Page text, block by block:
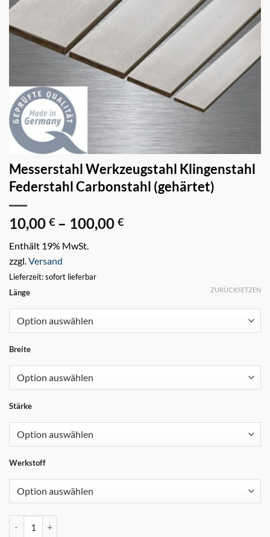
Messerstahl Werkzeugstahl Klingenstahl
Federstahl Carbonstahl (gehärtet)
10,00 € – 100,00 €
Enthält 19% MwSt.
zzgl. Versand
Lieferzeit: sofort lieferbar
Länge
Breite
Stärke
Werkstoff
ZURÜCKSETZEN
Messerstahl Werkzeugstahl Klingenstahl Federstahl Carbonstahl